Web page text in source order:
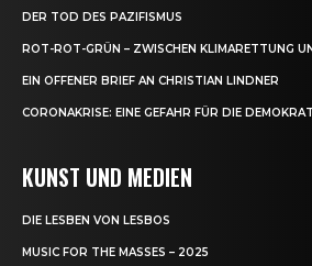
DER TOD DES PAZIFISMUS
ROT-ROT-GRÜN – ZWISCHEN KLIMARETTUNG
EIN OFFENER BRIEF AN CHRISTIAN LINDNER
CORONAKRISE: EINE GEFAHR FÜR DIE
KUNST UND MEDIEN
DIE LESBEN VON LESBOS
MUSIC FOR THE MASSES – 2025